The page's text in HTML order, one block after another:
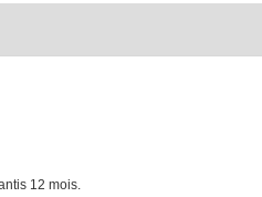
12 mois.